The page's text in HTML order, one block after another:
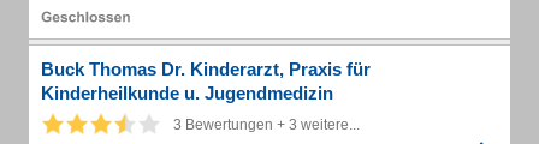
Buck Thomas Dr. Kinderarzt, Praxis für
Kinderheilkunde u. Jugendmedizin
3 Bewertungen + 3 weitere...